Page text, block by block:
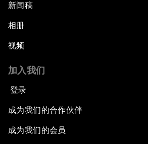
新闻稿
相册
视频
加入我们
登录
成为我们的合作伙伴
成为我们的会员